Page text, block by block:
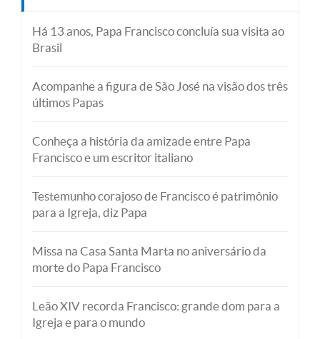
Há 13 anos, Papa Francisco concluía sua visita ao
Brasil
Acompanhe a figura de São José na visão dos três
últimos Papas
Conheça a história da amizade entre Papa
Francisco e um escritor italiano
Testemunho corajoso de Francisco é patrimônio
para a Igreja, diz Papa
Missa na Casa Santa Marta no aniversário da
morte do Papa Francisco
Leão XIV recorda Francisco: grande dom para a
Igreja e para o mundo